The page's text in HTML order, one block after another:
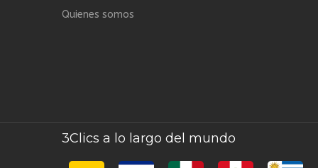
Quienes somos
3Clics a lo largo del mundo